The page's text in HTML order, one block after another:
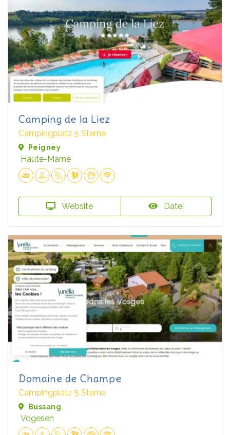
Camping de la Liez
Campingplatz 5 Sterne
Peigney
Haute-Marne
Website Datei
Domaine de Champe
Campingplatz 5 Sterne
Bussang
Vogesen